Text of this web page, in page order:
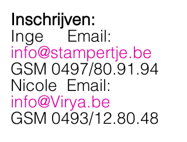
Inschrijven:
Inge     Email:
info@stampertje.be
GSM 0497/80.91.94
Nicole  Email:
info@Virya.be
GSM 0493/12.80.48